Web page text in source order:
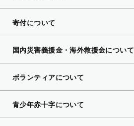
寄付について
国内災害義援金・海外救援金について
ボランティアについて
青少年赤十字について